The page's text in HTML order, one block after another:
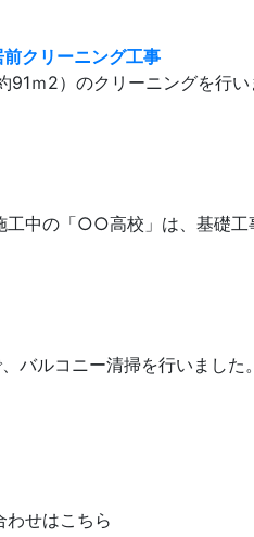
クリーニング工事
91ｍ2）のクリーニングを行
工中の「○○高校」は、基礎
バルコニー清掃を行いまし
わせはこちら